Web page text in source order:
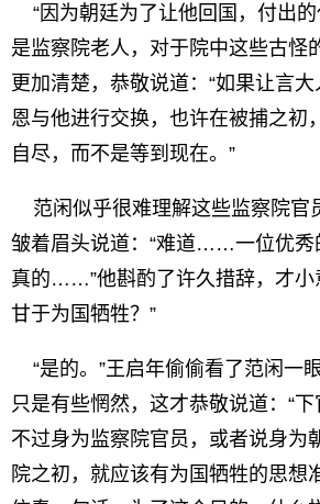
“因为朝廷为了让他回国，付出的
是监察院老人，对于院中这些古怪
更加清楚，恭敬说道：“如果让言
恩与他进行交换，也许在被捕之初
自尽，而不是等到现在。”
范闲似乎很难理解这些监察院官
皱着眉头说道：“难道……一位优
真的……”他斟酌了许久措辞，才小
甘于为国牺牲？”
“是的。”王启年偷偷看了范闲一
只是有些惘然，这才恭敬说道：“下
不过身为监察院官员，或者说身为
院之初，就应该有为国牺牲的思想